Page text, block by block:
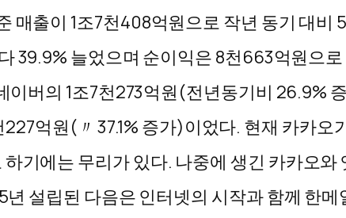
매출이 1조7천408억원으로 작년 동기 대비
39.9% 늘었으며 순이익은 8천663억원으
이버의 1조7천273억원(전년동기비 26.9%
억원(〃 37.1% 증가)이었다. 현재 카카오
기에는 무리가 있다. 나중에 생긴 카카오
설립된 다음은 인터넷의 시작과 함께 한